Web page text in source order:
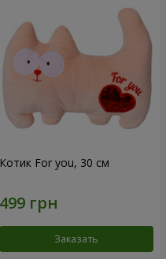
Котик For you, 30 см
Заказать